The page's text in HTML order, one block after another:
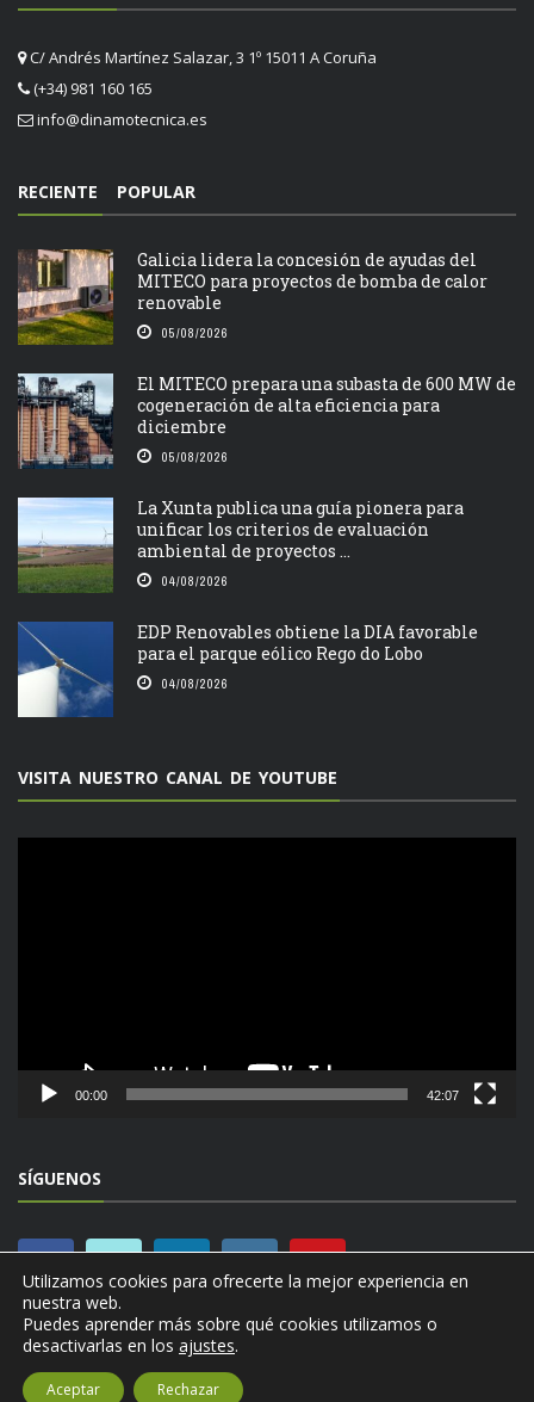
C/ Andrés Martínez Salazar, 3 1º 15011 A Coruña
(+34) 981 160 165
info@dinamotecnica.es
RECIENTE POPULAR
Galicia lidera la concesión de ayudas del
MITECO para proyectos de bomba de calor
renovable
05/08/2026
El MITECO prepara una subasta de 600 MW de
cogeneración de alta eficiencia para
diciembre
05/08/2026
La Xunta publica una guía pionera para
unificar los criterios de evaluación
ambiental de proyectos ...
04/08/2026
EDP Renovables obtiene la DIA favorable
para el parque eólico Rego do Lobo
04/08/2026
VISITA NUESTRO CANAL DE YOUTUBE
00:00 42:07
SÍGUENOS
© Copyright DÍNAMO TÉCNICA. Todos los derechos reservados.
Utilizamos cookies para ofrecerte la mejor experiencia en
nuestra web.
Puedes aprender más sobre qué cookies utilizamos o
desactivarlas en los ajustes.
Aceptar Rechazar